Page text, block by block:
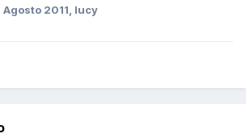
Agosto 2011 , lucy